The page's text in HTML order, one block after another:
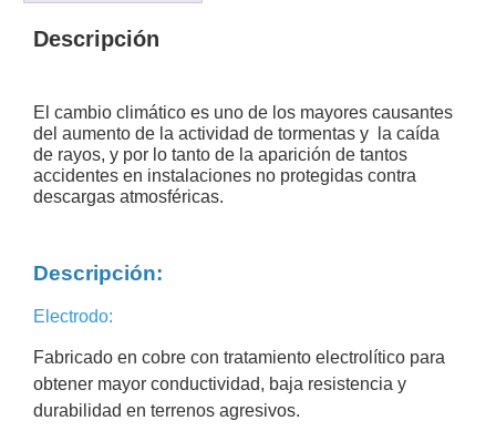
CoaxialCategoría
Alimentación
y
ElectricidadRG59
Tipo
HDMI
Cámaras
IP y NVRs
Ambientes
Salinos
(Anticorrosión)AntiexplosiónBala
Descripción
El cambio climático es uno de los mayores causantes
del aumento de la actividad de tormentas y la caída
de rayos, y por lo tanto de la aparición de tantos
accidentes en instalaciones no protegidas contra
descargas atmosféricas.
Descripción:
Electrodo:
Fabricado en cobre con tratamiento electrolítico para
obtener mayor conductividad, baja resistencia y
durabilidad en terrenos agresivos.